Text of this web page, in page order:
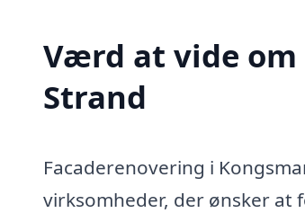
Værd at vide
Strand
Facaderenovering i
virksomheder, der ønsker at